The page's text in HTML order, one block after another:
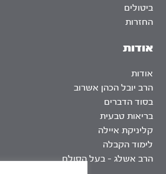
אודות
אודות
הרב יובל הכהן אשרוב
בסוד הדברים
בריאות טבעית
קליניקת איילה
לימוד הקבלה
הרב אשלג – בעל הסולם
ביטולים
החזרות